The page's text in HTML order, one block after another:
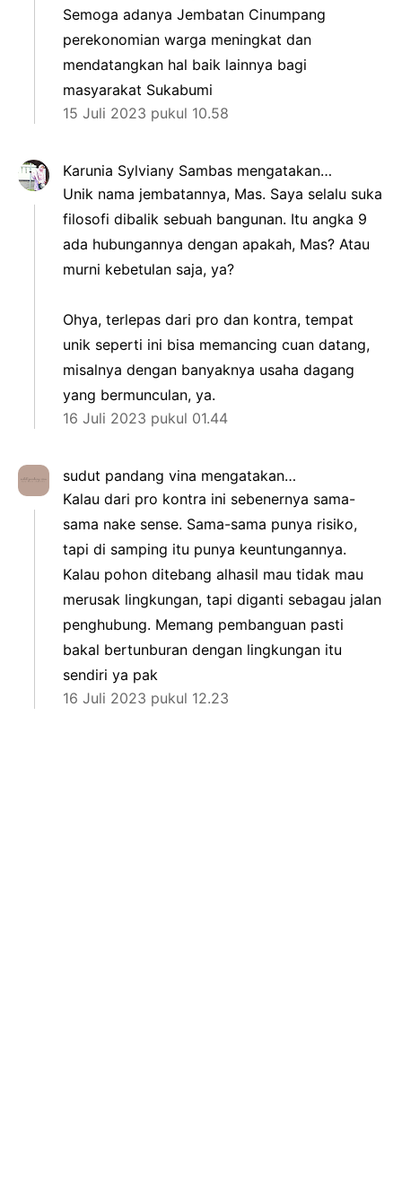
Semoga adanya Jembatan Cinumpang
perekonomian warga meningkat dan
mendatangkan hal baik lainnya bagi
masyarakat Sukabumi
15 Juli 2023 pukul 10.58
Karunia Sylviany Sambas mengatakan…
Unik nama jembatannya, Mas. Saya selalu suka
filosofi dibalik sebuah bangunan. Itu angka 9
ada hubungannya dengan apakah, Mas? Atau
murni kebetulan saja, ya?
Ohya, terlepas dari pro dan kontra, tempat
unik seperti ini bisa memancing cuan datang,
misalnya dengan banyaknya usaha dagang
yang bermunculan, ya.
16 Juli 2023 pukul 01.44
sudut pandang vina mengatakan…
Kalau dari pro kontra ini sebenernya sama-
sama nake sense. Sama-sama punya risiko,
tapi di samping itu punya keuntungannya.
Kalau pohon ditebang alhasil mau tidak mau
merusak lingkungan, tapi diganti sebagau jalan
penghubung. Memang pembanguan pasti
bakal bertunburan dengan lingkungan itu
sendiri ya pak
16 Juli 2023 pukul 12.23